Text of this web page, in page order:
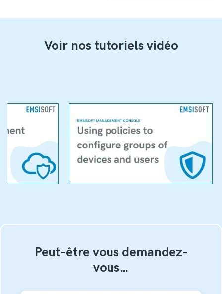
Voir nos tutoriels vidéo
Peut-être vous demandez-
vous…